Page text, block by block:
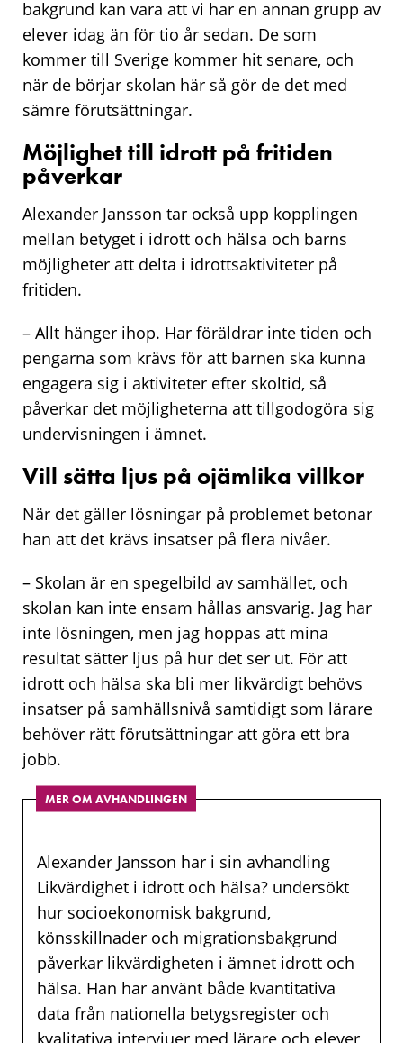
bakgrund kan vara att vi har en annan grupp av
elever idag än för tio år sedan. De som
kommer till Sverige kommer hit senare, och
när de börjar skolan här så gör de det med
sämre förutsättningar.
Möjlighet till idrott på fritiden
påverkar
Alexander Jansson tar också upp kopplingen
mellan betyget i idrott och hälsa och barns
möjligheter att delta i idrottsaktiviteter på
fritiden.
– Allt hänger ihop. Har föräldrar inte tiden och
pengarna som krävs för att barnen ska kunna
engagera sig i aktiviteter efter skoltid, så
påverkar det möjligheterna att tillgodogöra sig
undervisningen i ämnet.
Vill sätta ljus på ojämlika villkor
När det gäller lösningar på problemet betonar
han att det krävs insatser på flera nivåer.
– Skolan är en spegelbild av samhället, och
skolan kan inte ensam hållas ansvarig. Jag har
inte lösningen, men jag hoppas att mina
resultat sätter ljus på hur det ser ut. För att
idrott och hälsa ska bli mer likvärdigt behövs
insatser på samhällsnivå samtidigt som lärare
behöver rätt förutsättningar att göra ett bra
jobb.
MER OM AVHANDLINGEN
Alexander Jansson har i sin avhandling
Likvärdighet i idrott och hälsa? undersökt
hur socioekonomisk bakgrund,
könsskillnader och migrationsbakgrund
påverkar likvärdigheten i ämnet idrott och
hälsa. Han har använt både kvantitativa
data från nationella betygsregister och